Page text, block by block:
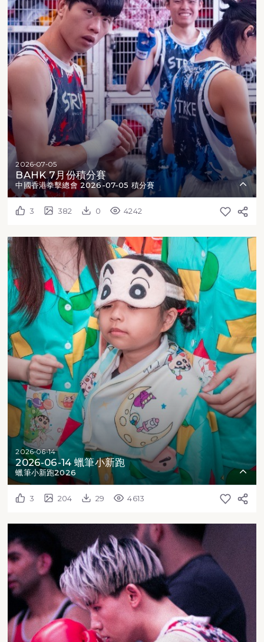
2026-07-05
BAHK 7月份積分賽
中國香港拳擊總會 2026-07-05 積分賽
3 382 0 4242
2026-06-14
2026-06-14 蠟筆小新跑
蠟筆小新跑2026
3 204 29 4613